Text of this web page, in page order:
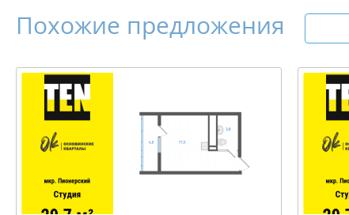
Похожие предложения